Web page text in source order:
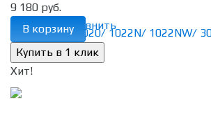
избранное сравнить
9 180 руб.
В корзину
Хит!